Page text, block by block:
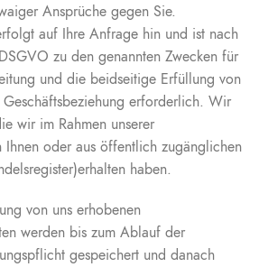
Ansprüche gegen Sie.
auf Ihre Anfrage hin und ist nach
zu den genannten Zwecken für
und die beidseitige Erfüllung von
erforderlich. Wir
wir im Rahmen unserer
Ihnen oder aus öffentlich zugänglichen
haben.
von uns erhobenen
werden bis zum Ablauf der
gespeichert und danach